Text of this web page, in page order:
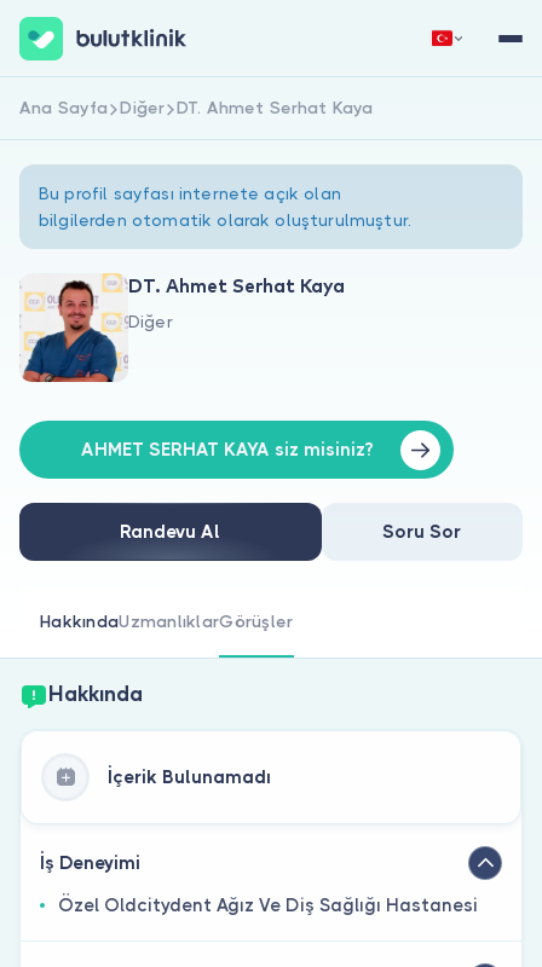
Hakkımızda
Doktorlar için
Doktor musunuz?
Hemen Kaydol Giriş Yap
Ana Sayfa Diğer DT. Ahmet Serhat Kaya
Bu profil sayfası internete açık olan
bilgilerden otomatik olarak oluşturulmuştur.
DT. Ahmet Serhat Kaya
Diğer
AHMET SERHAT KAYA siz misiniz?
Randevu Al Soru Sor
HakkındaUzmanlıklarGörüşler
Hakkında
İçerik Bulunamadı
İş Deneyimi
Özel Oldcitydent Ağız Ve Diş Sağlığı Hastanesi